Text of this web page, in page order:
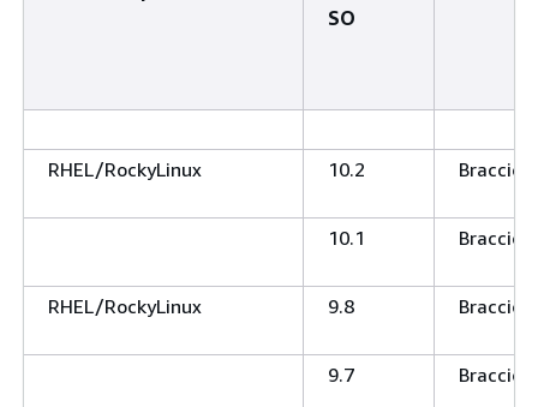
SO
RHEL/RockyLinux 10.2 Braccio
10.1 Braccio
RHEL/RockyLinux 9.8 Braccio
9.7 Braccio